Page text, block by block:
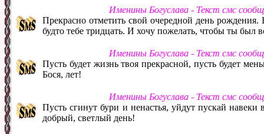
Именины Богуслава - Текст смс
Прекрасно отметить свой очередной день
будто тебе тридцать. И хочу пожелать, чтобы ты
Именины Богуслава - Текст смс
Пусть будет жизнь твоя прекрасной, пусть будет
Бося, лет!
Именины Богуслава - Текст смс
Пусть сгинут бури и ненастья, уйдут пускай
добрый, светлый день!